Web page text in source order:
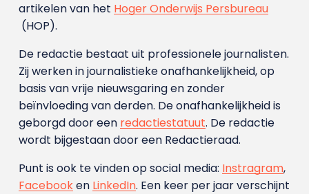
artikelen van het Hoger Onderwijs Persbureau
(HOP).
De redactie bestaat uit professionele journalisten.
Zij werken in journalistieke onafhankelijkheid, op
basis van vrije nieuwsgaring en zonder
beïnvloeding van derden. De onafhankelijkheid is
geborgd door een redactiestatuut. De redactie
wordt bijgestaan door een Redactieraad.
Punt is ook te vinden op social media: Instragram,
Facebooken LinkedIn. Een keer per jaar verschijnt